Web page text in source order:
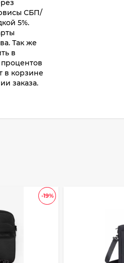
СБП/
5%.
Так же
в
в корзине
заказа.
-19%